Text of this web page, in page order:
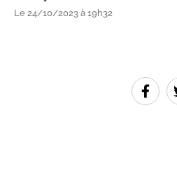
Le 24/10/2023 à 19h32